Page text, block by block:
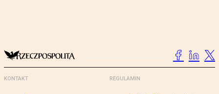
KONTAKT REGULAMIN